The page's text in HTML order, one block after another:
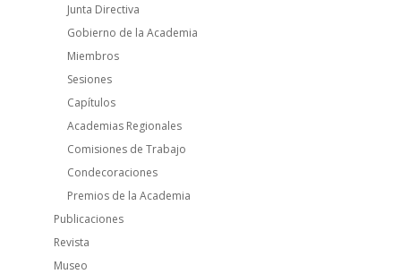
Junta Directiva
Gobierno de la Academia
Miembros
Sesiones
Capítulos
Academias Regionales
Comisiones de Trabajo
Condecoraciones
Premios de la Academia
Publicaciones
Revista
Museo